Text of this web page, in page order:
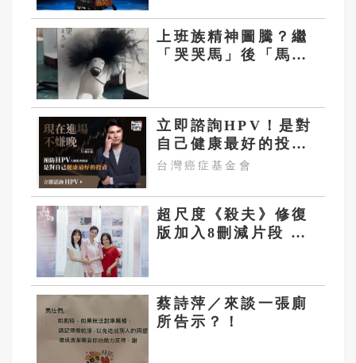
於懂武則天
上班族精神圖騰？繼
「哭哭馬」後「馬彪
立即諮詢HPV！是對
自己健康最好的投
資，把握現在不嫌
台灣癌症基金會
超尺度《殺夫》修復
版加入8刪減片段 58
蔡詩萍／來談一張廁
所告示？！